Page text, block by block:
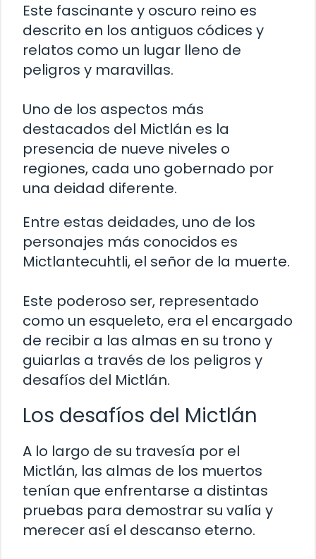
Este fascinante y oscuro reino es
descrito en los antiguos códices y
relatos como un lugar lleno de
peligros y maravillas.
Uno de los aspectos más
destacados del Mictlán es la
presencia de nueve niveles o
regiones, cada uno gobernado por
una deidad diferente.
Entre estas deidades, uno de los
personajes más conocidos es
Mictlantecuhtli, el señor de la muerte.
Este poderoso ser, representado
como un esqueleto, era el encargado
de recibir a las almas en su trono y
guiarlas a través de los peligros y
desafíos del Mictlán.
Los desafíos del Mictlán
A lo largo de su travesía por el
Mictlán, las almas de los muertos
tenían que enfrentarse a distintas
pruebas para demostrar su valía y
merecer así el descanso eterno.